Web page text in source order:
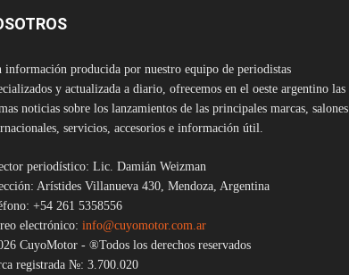
información producida por nuestro equipo de periodistas
y actualizada a diario, ofrecemos en el oeste argentino las
noticias sobre los lanzamientos de las principales marcas, salones
servicios, accesorios e información útil.
periodístico: Lic. Damián Weizman
Arístides Villanueva 430, Mendoza, Argentina
+54 261 5358556
electrónico: info@cuyomotor.com.ar
CuyoMotor - ®Todos los derechos reservados
registrada №: 3.700.020